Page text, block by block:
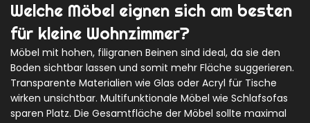
Welche Möbel eignen sich am besten
für kleine Wohnzimmer?
Möbel mit hohen, filigranen Beinen sind ideal, da sie den
Boden sichtbar lassen und somit mehr Fläche suggerieren.
Transparente Materialien wie Glas oder Acryl für Tische
wirken unsichtbar. Multifunktionale Möbel wie Schlafsofas
sparen Platz. Die Gesamtfläche der Möbel sollte maximal